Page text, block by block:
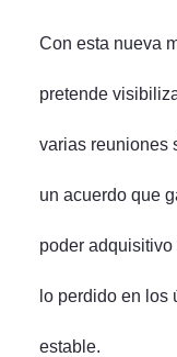
Con esta nueva
pretende
varias reuniones
un acuerdo que
poder
lo perdido en los
estable.